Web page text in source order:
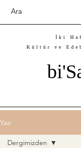
İki
Kültür ve
Yazı
Dergimizden